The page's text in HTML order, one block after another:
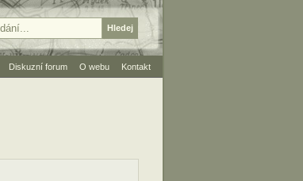
Diskuzní forum O webu Kontakt